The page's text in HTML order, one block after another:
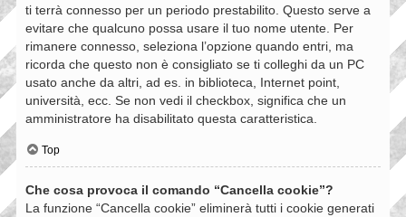
ti terrà connesso per un periodo prestabilito. Questo serve a
evitare che qualcuno possa usare il tuo nome utente. Per
rimanere connesso, seleziona l’opzione quando entri, ma
ricorda che questo non è consigliato se ti colleghi da un PC
usato anche da altri, ad es. in biblioteca, Internet point,
università, ecc. Se non vedi il checkbox, significa che un
amministratore ha disabilitato questa caratteristica.
Top
Che cosa provoca il comando “Cancella cookie”?
La funzione “Cancella cookie” eliminerà tutti i cookie generati